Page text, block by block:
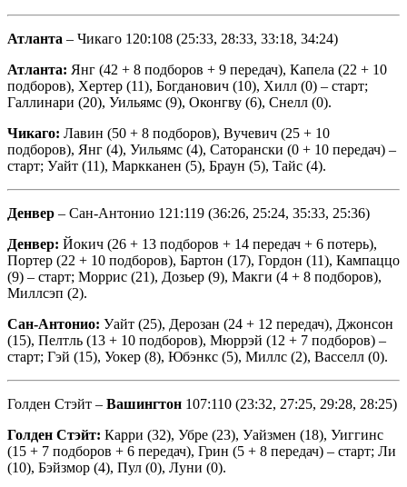
Атланта – Чикаго 120:108 (25:33, 28:33, 33:18, 34:24)
Атланта: Янг (42 + 8 подборов + 9 передач), Капела (22 + 10
подборов), Хертер (11), Богданович (10), Хилл (0) – старт;
Галлинари (20), Уильямс (9), Оконгву (6), Снелл (0).
Чикаго: Лавин (50 + 8 подборов), Вучевич (25 + 10
подборов), Янг (4), Уильямс (4), Саторански (0 + 10 передач) –
старт; Уайт (11), Маркканен (5), Браун (5), Тайс (4).
Денвер – Сан-Антонио 121:119 (36:26, 25:24, 35:33, 25:36)
Денвер: Йокич (26 + 13 подборов + 14 передач + 6 потерь),
Портер (22 + 10 подборов), Бартон (17), Гордон (11), Кампаццо
(9) – старт; Моррис (21), Дозьер (9), Макги (4 + 8 подборов),
Миллсэп (2).
Сан-Антонио: Уайт (25), Дерозан (24 + 12 передач), Джонсон
(15), Пелтль (13 + 10 подборов), Мюррэй (12 + 7 подборов) –
старт; Гэй (15), Уокер (8), Юбэнкс (5), Миллс (2), Васселл (0).
Голден Стэйт – Вашингтон 107:110 (23:32, 27:25, 29:28, 28:25)
Голден Стэйт: Карри (32), Убре (23), Уайзмен (18), Уиггинс
(15 + 7 подборов + 6 передач), Грин (5 + 8 передач) – старт; Ли
(10), Бэйзмор (4), Пул (0), Луни (0).